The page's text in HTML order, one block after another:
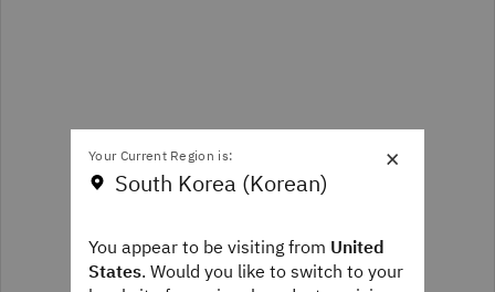
×
Your Current Region is:
South Korea (Korean)
You appear to be visiting from United
States. Would you like to switch to your